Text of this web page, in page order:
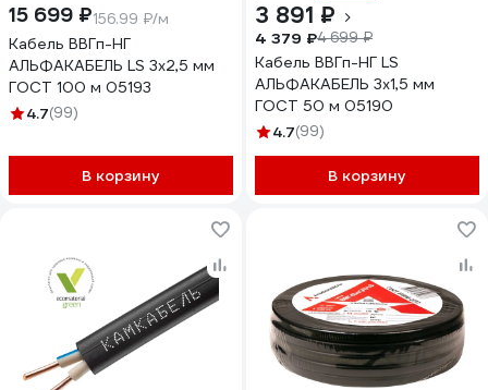
15 699 ₽156.99 ₽/м
Кабель ВВГп-НГ
АЛЬФАКАБЕЛЬ LS 3х2,5 мм
ГОСТ 100 м 05193
4.7(99)
В корзину
3 891 ₽
4 379 ₽4 699 ₽
Кабель ВВГп-НГ LS
АЛЬФАКАБЕЛЬ 3х1,5 мм
ГОСТ 50 м 05190
4.7(99)
В корзину